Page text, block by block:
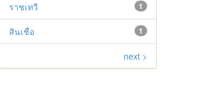
1
ราชเทวี
1
สินเชื่อ
next >